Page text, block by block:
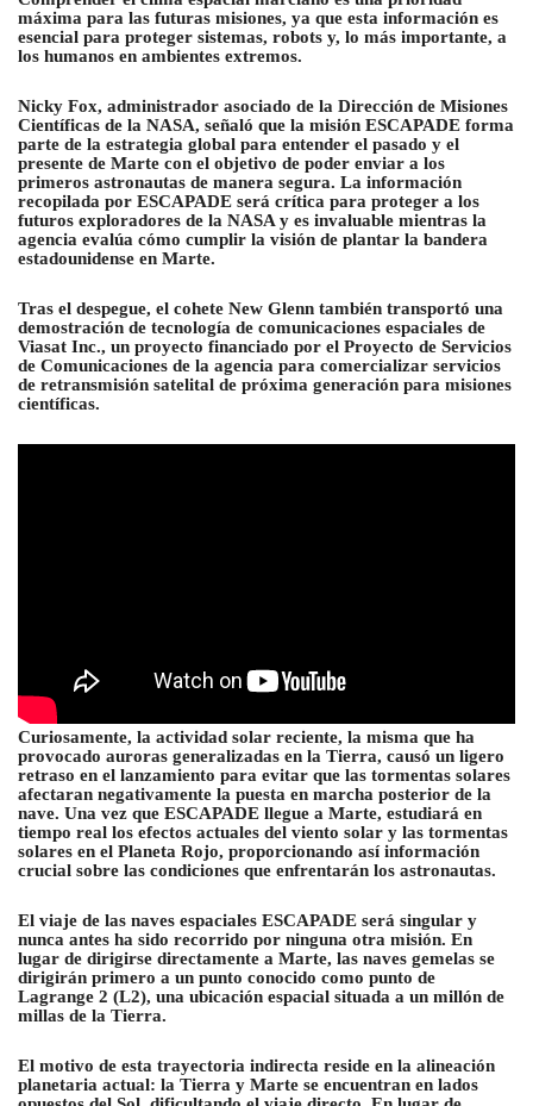
máxima para las futuras misiones, ya que esta información es
esencial para proteger sistemas, robots y, lo más importante, a
los humanos en ambientes extremos.
Nicky Fox, administrador asociado de la Dirección de Misiones
Científicas de la NASA, señaló que la misión ESCAPADE forma
parte de la estrategia global para entender el pasado y el
presente de Marte con el objetivo de poder enviar a los
primeros astronautas de manera segura. La información
recopilada por ESCAPADE será crítica para proteger a los
futuros exploradores de la NASA y es invaluable mientras la
agencia evalúa cómo cumplir la visión de plantar la bandera
estadounidense en Marte.
Tras el despegue, el cohete New Glenn también transportó una
demostración de tecnología de comunicaciones espaciales de
Viasat Inc., un proyecto financiado por el Proyecto de Servicios
de Comunicaciones de la agencia para comercializar servicios
de retransmisión satelital de próxima generación para misiones
científicas.
Curiosamente, la actividad solar reciente, la misma que ha
provocado auroras generalizadas en la Tierra, causó un ligero
retraso en el lanzamiento para evitar que las tormentas solares
afectaran negativamente la puesta en marcha posterior de la
nave. Una vez que ESCAPADE llegue a Marte, estudiará en
tiempo real los efectos actuales del viento solar y las tormentas
solares en el Planeta Rojo, proporcionando así información
crucial sobre las condiciones que enfrentarán los astronautas.
El viaje de las naves espaciales ESCAPADE será singular y
nunca antes ha sido recorrido por ninguna otra misión. En
lugar de dirigirse directamente a Marte, las naves gemelas se
dirigirán primero a un punto conocido como punto de
Lagrange 2 (L2), una ubicación espacial situada a un millón de
millas de la Tierra.
El motivo de esta trayectoria indirecta reside en la alineación
planetaria actual: la Tierra y Marte se encuentran en lados